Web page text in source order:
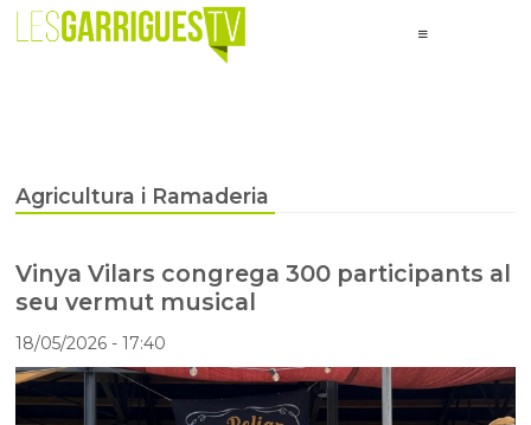
Agricultura i Ramaderia
Vinya Vilars congrega 300 participants al
seu vermut musical
18/05/2026- 17:40